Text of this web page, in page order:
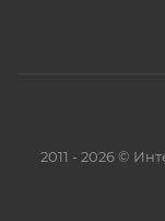
2011 - 2026 ©